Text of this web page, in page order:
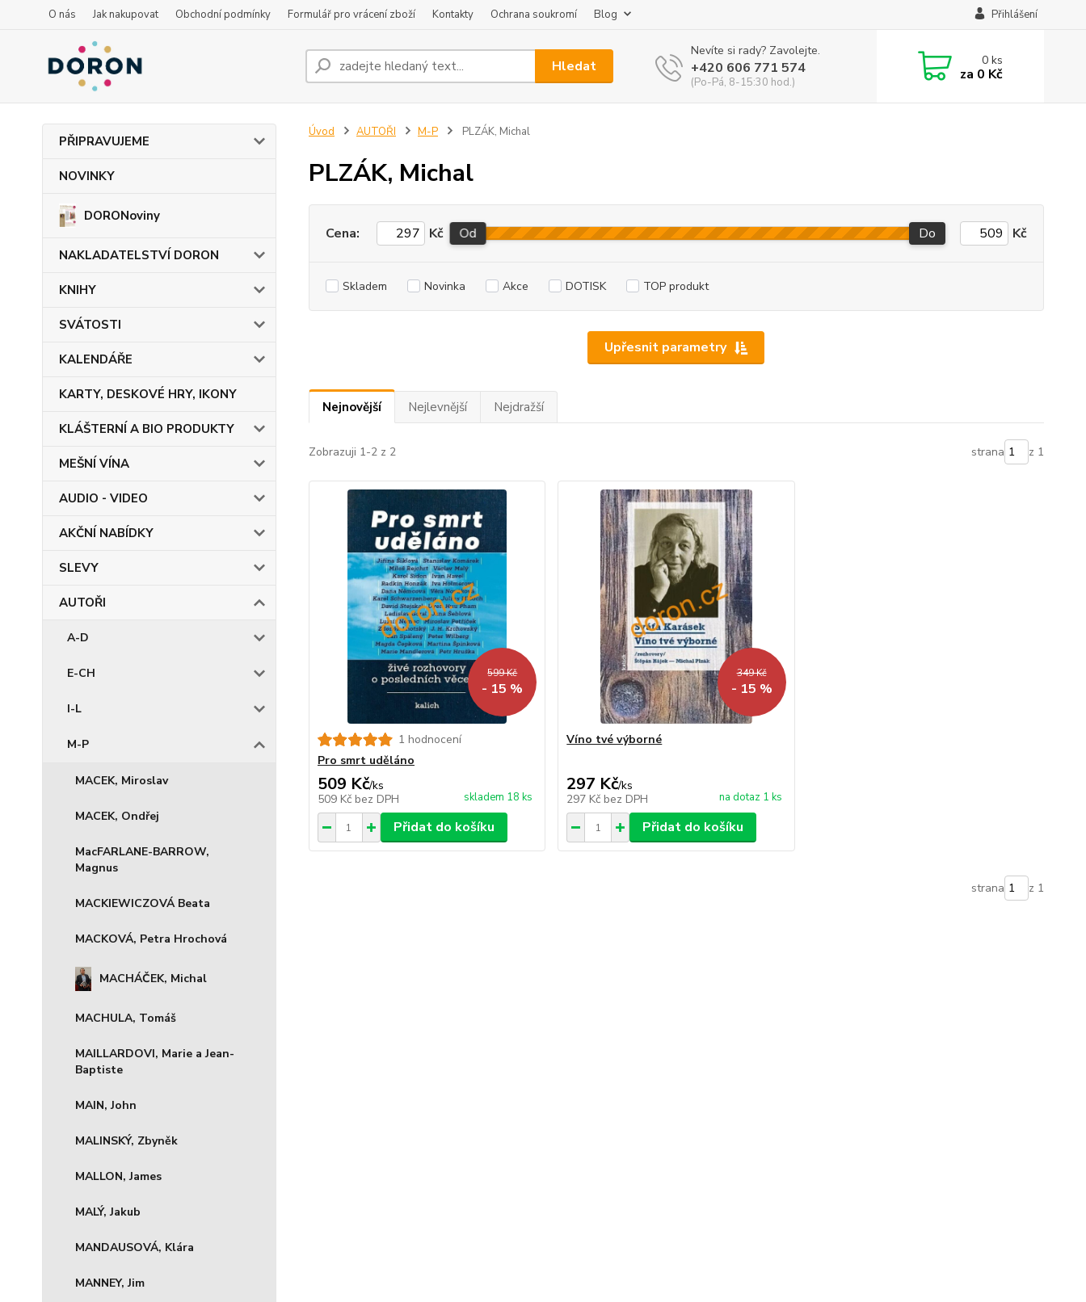
O nás Jak nakupovat Obchodní podmínky Formulář pro vrácení zboží Kontakty Ochrana soukromí Blog Přihlášení
Hledat
Nevíte si rady? Zavolejte.
+420 606 771 574
(Po-Pá, 8-15:30 hod.)
0ks
za 0 Kč
PŘIPRAVUJEME
NOVINKY
DORONoviny
NAKLADATELSTVÍ DORON
KNIHY
SVÁTOSTI
KALENDÁŘE
KARTY, DESKOVÉ HRY, IKONY
KLÁŠTERNÍ A BIO PRODUKTY
MEŠNÍ VÍNA
AUDIO - VIDEO
AKČNÍ NABÍDKY
SLEVY
AUTOŘI
A-D
E-CH
I-L
M-P
MACEK, Miroslav
MACEK, Ondřej
MacFARLANE-BARROW,
Magnus
MACKIEWICZOVÁ Beata
MACKOVÁ, Petra Hrochová
MACHÁČEK, Michal
MACHULA, Tomáš
MAILLARDOVI, Marie a Jean-
Baptiste
MAIN, John
MALINSKÝ, Zbyněk
MALLON, James
MALÝ, Jakub
MANDAUSOVÁ, Klára
MANNEY, Jim
Úvod AUTOŘI M-P PLZÁK, Michal
PLZÁK, Michal
Upřesnit parametry
Cena: Kč Od Do Kč
Skladem Novinka Akce DOTISK TOP produkt
Nejnovější Nejlevnější Nejdražší
Zobrazuji 1-2 z 2 strana z 1
599 Kč
- 15 %
1 hodnocení
Pro smrt uděláno
509 Kč/ks
509 Kč bez DPH skladem 18 ks
Přidat do košíku
349 Kč
- 15 %
Víno tvé výborné
297 Kč/ks
297 Kč bez DPH na dotaz 1 ks
Přidat do košíku
strana z 1